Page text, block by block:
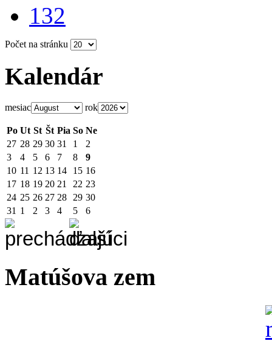
132
Počet na stránku
Kalendár
mesiac rok
Po Ut St Št Pia So Ne
27 28 29 30 31 1
2
3
4 5 6 7 8
9
10 11 12 13 14 15 16
17 18 19 20 21 22 23
24 25 26 27 28 29 30
31 1 2 3 4 5 6
Matúšova zem